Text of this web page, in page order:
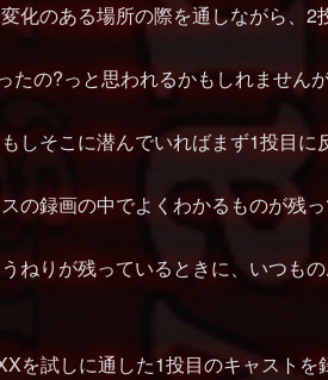
化のある場所の際を通しながら、2
たの?っと思われるかもしれません
しそこに潜んでいればまず1投目に
の録画の中でよくわかるものが残
ねりが残っているときに、いつも
を試しに通した1投目のキャストを